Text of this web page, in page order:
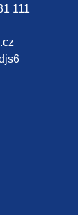
111